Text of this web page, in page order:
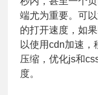
端尤为重要。可
的打开速度，如
以使用cdn加速
压缩，优化js和
度。